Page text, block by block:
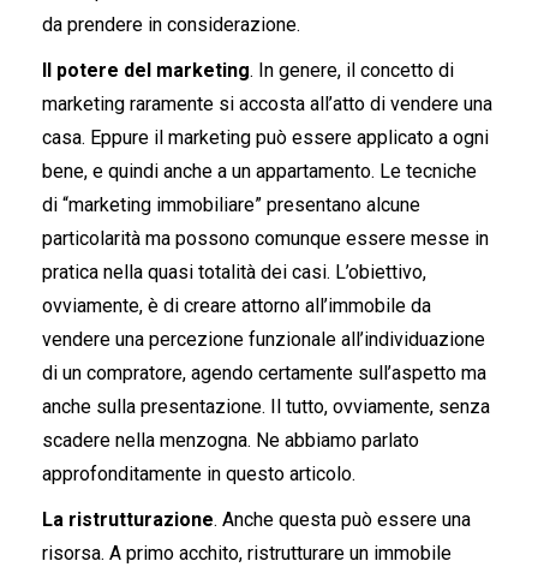
da prendere in considerazione.
Il potere del marketing. In genere, il concetto di
marketing raramente si accosta all’atto di vendere una
casa. Eppure il marketing può essere applicato a ogni
bene, e quindi anche a un appartamento. Le tecniche
di “marketing immobiliare” presentano alcune
particolarità ma possono comunque essere messe in
pratica nella quasi totalità dei casi. L’obiettivo,
ovviamente, è di creare attorno all’immobile da
vendere una percezione funzionale all’individuazione
di un compratore, agendo certamente sull’aspetto ma
anche sulla presentazione. Il tutto, ovviamente, senza
scadere nella menzogna. Ne abbiamo parlato
approfonditamente in questo articolo.
La ristrutturazione. Anche questa può essere una
risorsa. A primo acchito, ristrutturare un immobile